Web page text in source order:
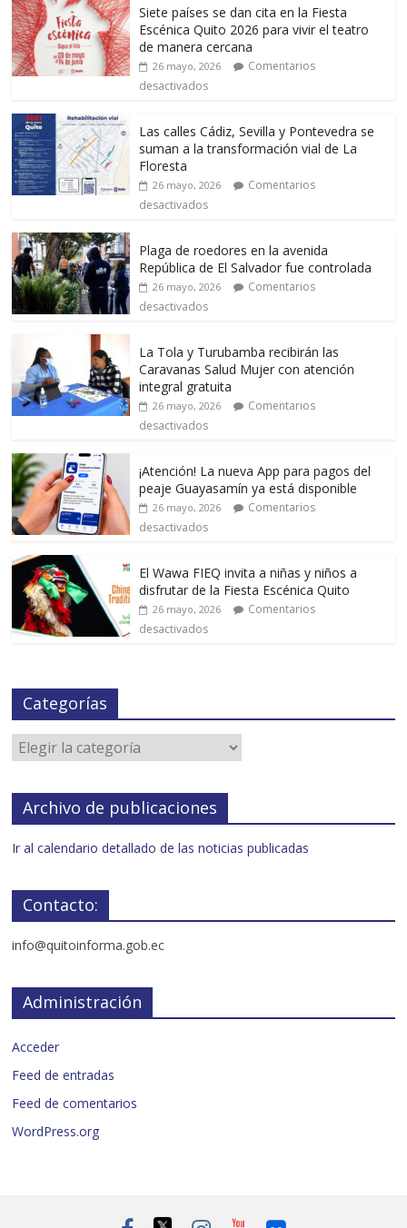
Siete países se dan cita en la Fiesta
Escénica Quito 2026 para vivir el teatro
de manera cercana
26 mayo, 2026
Comentarios
desactivados
Las calles Cádiz, Sevilla y Pontevedra se
suman a la transformación vial de La
Floresta
26 mayo, 2026
Comentarios
desactivados
Plaga de roedores en la avenida
República de El Salvador fue controlada
26 mayo, 2026
Comentarios
desactivados
La Tola y Turubamba recibirán las
Caravanas Salud Mujer con atención
integral gratuita
26 mayo, 2026
Comentarios
desactivados
¡Atención! La nueva App para pagos del
peaje Guayasamín ya está disponible
26 mayo, 2026
Comentarios
desactivados
El Wawa FIEQ invita a niñas y niños a
disfrutar de la Fiesta Escénica Quito
26 mayo, 2026
Comentarios
desactivados
Categorías
Archivo de publicaciones
Ir al calendario detallado de las noticias publicadas
Contacto:
info@quitoinforma.gob.ec
Administración
Acceder
Feed de entradas
Feed de comentarios
WordPress.org